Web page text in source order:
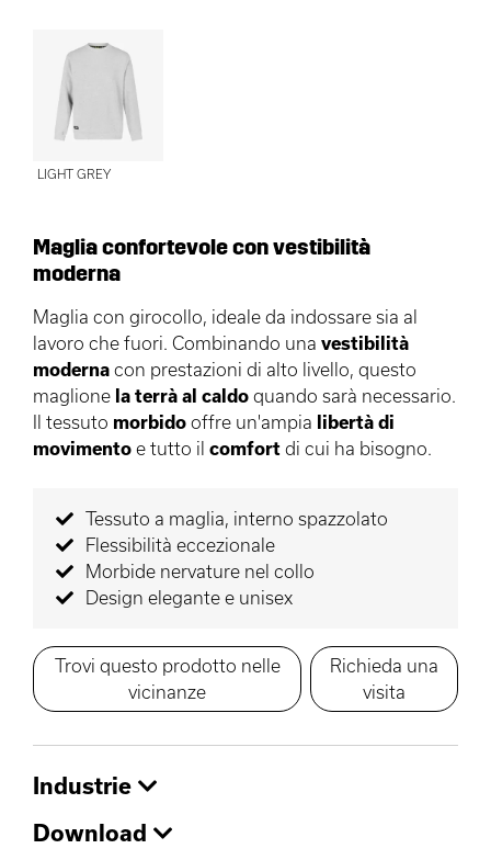
LIGHT GREY
Maglia confortevole con vestibilità
moderna
Maglia con girocollo, ideale da indossare sia al
lavoro che fuori. Combinando una vestibilità
moderna con prestazioni di alto livello, questo
maglione la terrà al caldo quando sarà necessario.
Il tessuto morbido offre un'ampia libertà di
movimento e tutto il comfort di cui ha bisogno.
Tessuto a maglia, interno spazzolato
Flessibilità eccezionale
Morbide nervature nel collo
Design elegante e unisex
Trovi questo prodotto nelle
vicinanze
Richieda una
visita
Industrie
Download